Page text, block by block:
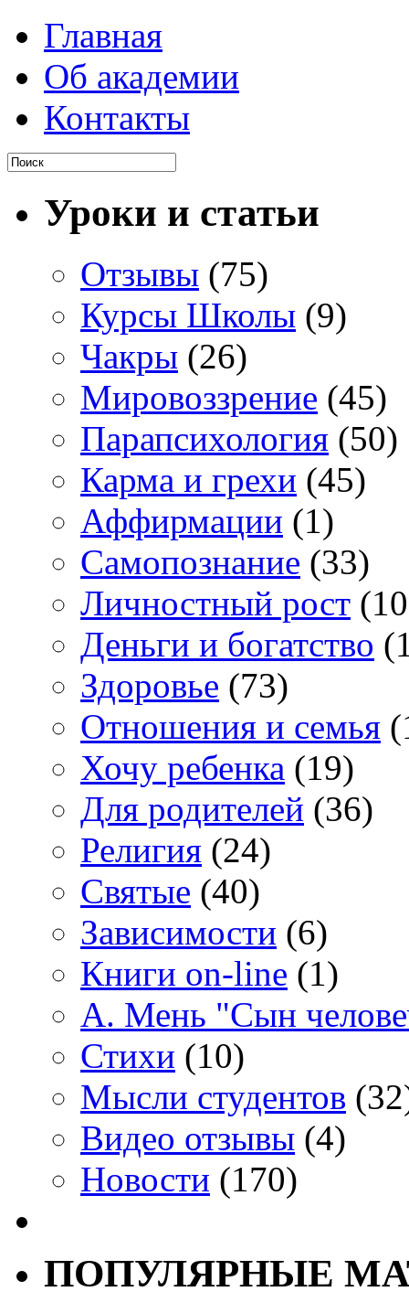
Главная
Об академии
Контакты
Уроки и статьи
Отзывы (75)
Курсы Школы (9)
Чакры (26)
Мировоззрение (45)
Парапсихология (50)
Карма и грехи (45)
Аффирмации (1)
Самопознание (33)
Личностный рост
Деньги и богатство
Здоровье (73)
Отношения и семья
Хочу ребенка (19)
Для родителей (36)
Религия (24)
Святые (40)
Зависимости (6)
Книги on-line (1)
А. Мень "Сын
Стихи (10)
Мысли студентов
Видео отзывы (4)
Новости (170)
ПОПУЛЯРНЫЕ